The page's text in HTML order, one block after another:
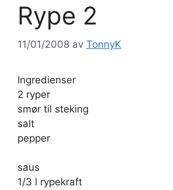
Rype 2
11/01/2008 av TonnyK
Ingredienser
2 ryper
smør til steking
salt
pepper
saus
1/3 l rypekraft